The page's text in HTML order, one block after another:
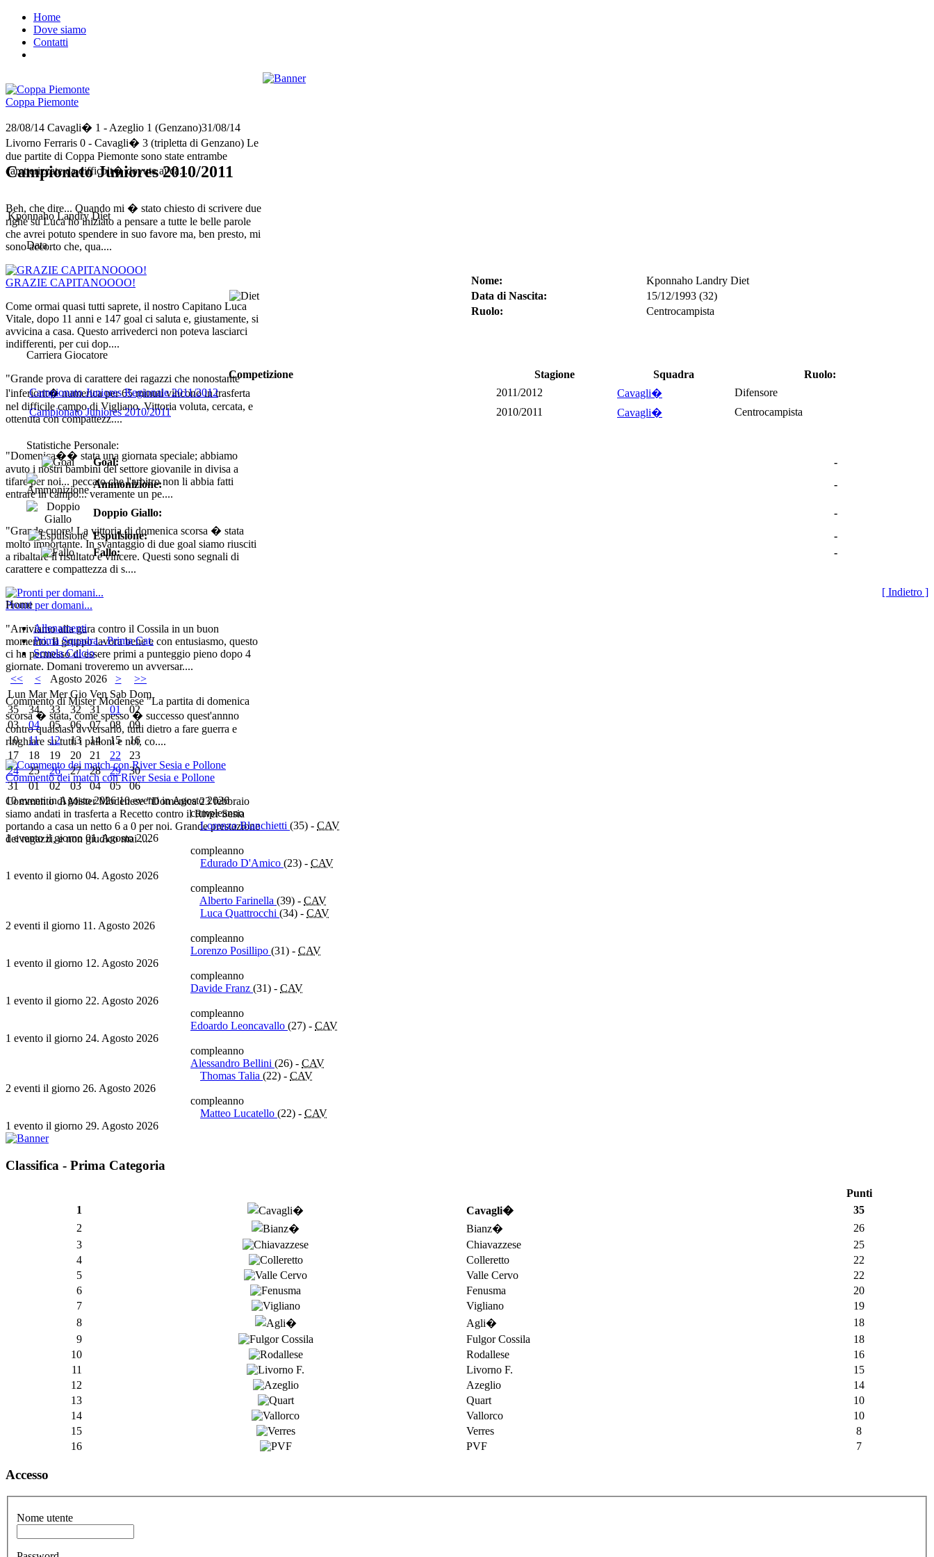
Home
Dove siamo
Contatti
Coppa Piemonte
28/08/14 Cavagli� 1 - Azeglio 1 (Genzano)31/08/14
Livorno Ferraris 0 - Cavagli� 3 (tripletta di Genzano) Le
due partite di Coppa Piemonte sono state entrambe
caretterizzate da difficolt� dovute ai ca....
Beh, che dire... Quando mi � stato chiesto di scrivere due
righe su Luca ho iniziato a pensare a tutte le belle parole
che avrei potuto spendere in suo favore ma, ben presto, mi
sono accorto che, qua....
GRAZIE CAPITANOOOO!
Come ormai quasi tutti saprete, il nostro Capitano Luca
Vitale, dopo 11 anni e 147 goal ci saluta e, giustamente, si
avvicina a casa. Questo arrivederci non poteva lasciarci
indifferenti, per cui dop....
"Grande prova di carattere dei ragazzi che nonostante
l'inferiorit� numerica per 65 minuti vincono in trasferta
nel difficile campo di Vigliano. Vittoria voluta, cercata, e
ottenuta con compattezz....
"Domenica�� stata una giornata speciale; abbiamo
avuto i nostri bambini del settore giovanile in divisa a
tifare per noi... peccato che l'arbitro non li abbia fatti
entrare in campo... veramente un pe....
"Grande cuore! La vittoria di domenica scorsa � stata
molto importante. In svantaggio di due goal siamo riusciti
a ribaltare il risultato e vincere. Questi sono segnali di
carattere e compattezza di s....
Pronti per domani...
"Arriviamo alla gara contro il Cossila in un buon
momento. Il gruppo lavora bene e con entusiasmo, questo
ci ha permesso di essere primi a punteggio pieno dopo 4
giornate. Domani troveremo un avversar....
Commento di Mister Modenese "La partita di domenica
scorsa � stata, come spesso � successo quest'annno
contro qualsiasi avversario, tutti dietro a fare guerra e
ringhiare su tutti i palloni e noi, co....
Commento dei match con River Sesia e Pollone
Commento di Mister Modenese "Domenica 23 febbraio
siamo andati in trasferta a Recetto contro il River Sesia
portando a casa un netto 6 a 0 per noi. Grande prestazione
dei ragazzi, e non giudico mai ....
Campionato Juniores 2010/2011
Kponnaho Landry Diet
Data
Nome:
Kponnaho Landry Diet
Data di Nascita:
15/12/1993 (32)
Ruolo:
Centrocampista
Carriera Giocatore
Competizione
Stagione Squadra
Ruolo:
Campionato Juniores Regionale 2011/2012
2011/2012 Cavagli�
Difensore
Campionato Juniores 2010/2011
2010/2011 Cavagli� Centrocampista
Statistiche Personale:
Goal:
-
Ammonizione:
-
Doppio Giallo:
-
Espulsione:
-
Fallo:
-
[ Indietro ]
Home
Allenamenti
Prima Squadra - Prima Cat.
Scuola Calcio
<< < Agosto 2026 >
>>
Lun Mar Mer Gio Ven Sab Dom
35
34 33 32 31 01
02
03
04 05 06 07 08
09
10
11 12 13 14 15
16
17
18 19 20 21 22
23
24
25 26 27 28 29
30
31
01 02 03 04 05
06
10 eventi in Agosto 2026 10 eventi in Agosto 2026
compleanno
Lorenzo Blanchietti (35) - CAV
1 evento il giorno 01. Agosto 2026
compleanno
Edurado D'Amico (23) - CAV
1 evento il giorno 04. Agosto 2026
compleanno
Alberto Farinella (39) - CAV
Luca Quattrocchi (34) - CAV
2 eventi il giorno 11. Agosto 2026
compleanno
Lorenzo Posillipo (31) - CAV
1 evento il giorno 12. Agosto 2026
compleanno
Davide Franz (31) - CAV
1 evento il giorno 22. Agosto 2026
compleanno
Edoardo Leoncavallo (27) - CAV
1 evento il giorno 24. Agosto 2026
compleanno
Alessandro Bellini (26) - CAV
Thomas Talia (22) - CAV
2 eventi il giorno 26. Agosto 2026
compleanno
Matteo Lucatello (22) - CAV
1 evento il giorno 29. Agosto 2026
Classifica - Prima Categoria
Punti
1
Cavagli�
35
2
Bianz�
26
3
Chiavazzese
25
4
Colleretto
22
5
Valle Cervo
22
6
Fenusma
20
7
Vigliano
19
8
Agli�
18
9
Fulgor Cossila
18
10
Rodallese
16
11
Livorno F.
15
12
Azeglio
14
13
Quart
10
14
Vallorco
10
15
Verres
8
16
PVF 7
Accesso
Nome utente